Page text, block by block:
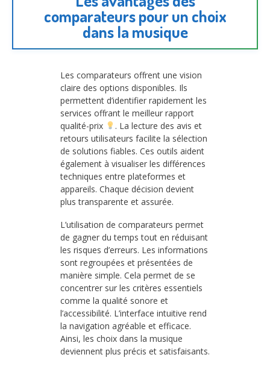
comparateurs pour un choix
dans la musique
Les comparateurs offrent une vision
claire des options disponibles. Ils
permettent d’identifier rapidement les
services offrant le meilleur rapport
qualité-prix
. La lecture des avis et
retours utilisateurs facilite la sélection
de solutions fiables. Ces outils aident
également à visualiser les différences
techniques entre plateformes et
appareils. Chaque décision devient
plus transparente et assurée.
L’utilisation de comparateurs permet
de gagner du temps tout en réduisant
les risques d’erreurs. Les informations
sont regroupées et présentées de
manière simple. Cela permet de se
concentrer sur les critères essentiels
comme la qualité sonore et
l’accessibilité. L’interface intuitive rend
la navigation agréable et efficace.
Ainsi, les choix dans la musique
deviennent plus précis et satisfaisants.